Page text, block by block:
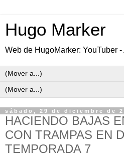
Hugo Marker
Web de HugoMarker: YouTuber
sábado, 29 de diciembre de
HACIENDO BAJAS
CON TRAMPAS EN
TEMPORADA 7